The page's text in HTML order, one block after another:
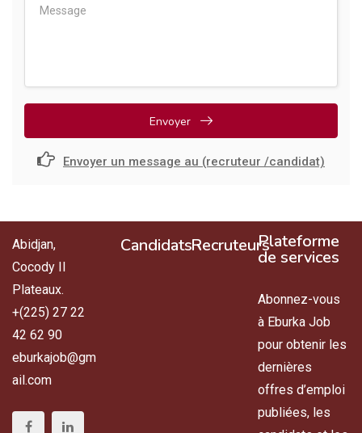
Envoyer
Envoyer un message au (recruteur /candidat)
Abidjan,
Cocody II
Plateaux.
+(225) 27 22
42 62 90
eburkajob@gm
ail.com
CandidatsRecruteursPlateforme
de services
Abonnez-vous
à Eburka Job
pour obtenir les
dernières
offres d’emploi
publiées, les